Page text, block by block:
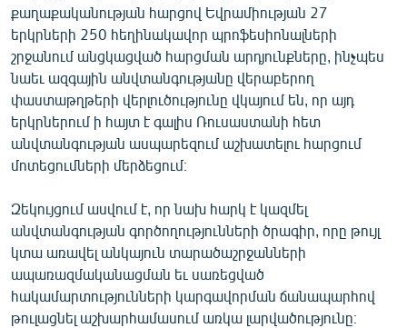
քաղաքականության հարցով Եվրամիության 27
երկրների 250 հեղինակավոր պրոֆեսիոնալների
շրջանում անցկացված հարցման արդյունքները, ինչպես
նաեւ ազգային անվտանգությանը վերաբերող
փաստաթղթերի վերլուծությունը վկայում են, որ այդ
երկրներում ի հայտ է գալիս Ռուսաստանի հետ
անվտանգության ասպարեզում աշխատելու հարցում
մոտեցումների մերձեցում։
Զեկույցում ասվում է, որ նախ հարկ է կազմել
անվտանգության գործողությունների ծրագիր, որը թույլ
կտա առավել անկայուն տարածաշրջանների
ապառազմականացման եւ սառեցված
հակամարտությունների կարգավորման ճանապարհով
թուլացնել աշխարհամասում առկա լարվածությունը։